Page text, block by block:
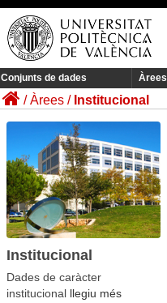
Conjunts de dades Àrees
Àrees Institucional
Institucional
Dades de caràcter
institucional llegiu més